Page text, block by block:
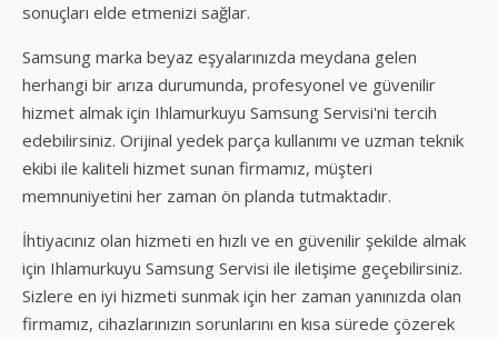
sonuçları elde etmenizi sağlar.
Samsung marka beyaz eşyalarınızda meydana gelen
herhangi bir arıza durumunda, profesyonel ve güvenilir
hizmet almak için Ihlamurkuyu Samsung Servisi'ni tercih
edebilirsiniz. Orijinal yedek parça kullanımı ve uzman teknik
ekibi ile kaliteli hizmet sunan firmamız, müşteri
memnuniyetini her zaman ön planda tutmaktadır.
İhtiyacınız olan hizmeti en hızlı ve en güvenilir şekilde almak
için Ihlamurkuyu Samsung Servisi ile iletişime geçebilirsiniz.
Sizlere en iyi hizmeti sunmak için her zaman yanınızda olan
firmamız, cihazlarınızın sorunlarını en kısa sürede çözerek